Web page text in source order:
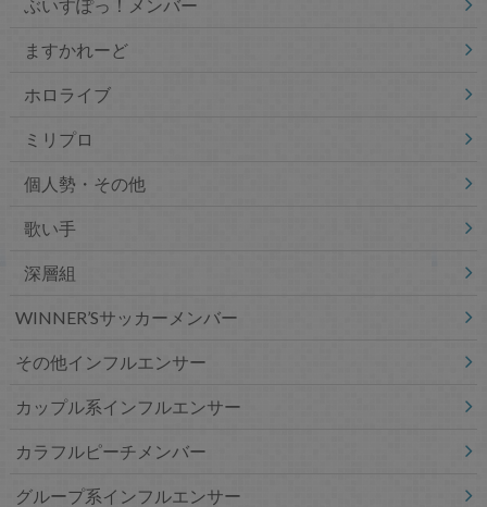
ぶいすぽっ！メンバー
ますかれーど
ホロライブ
ミリプロ
個人勢・その他
歌い手
深層組
WINNER’Sサッカーメンバー
その他インフルエンサー
カップル系インフルエンサー
カラフルピーチメンバー
グループ系インフルエンサー